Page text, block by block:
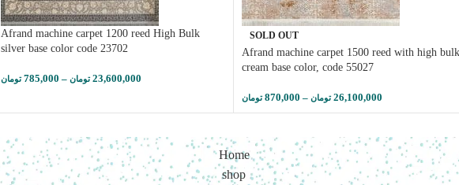
Afrand machine carpet 1200 reed High Bulk
silver base color code 23702
785,000 تومان – 23,600,000 تومان
SOLD OUT
Afrand machine carpet 1500 reed with high
cream base color, code 55027
870,000 تومان – 26,100,000 تومان
Home
shop